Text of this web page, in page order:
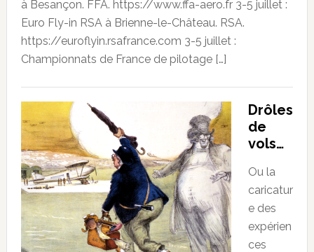
à Besançon. FFA. https://www.ffa-aero.fr 3-5 juillet :
Euro Fly-in RSA à Brienne-le-Château. RSA.
https://euroflyin.rsafrance.com 3-5 juillet :
Championnats de France de pilotage […]
Drôles
de
vols…
Ou la
caricatur
e des
expérien
ces